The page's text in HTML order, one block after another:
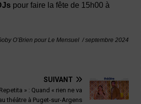
pour faire la fête de 15h00 à
O’Brien pour Le Mensuel / septembre2024
SUIVANT
» : Quand « rien ne va
théâtre à Puget-sur-Argens